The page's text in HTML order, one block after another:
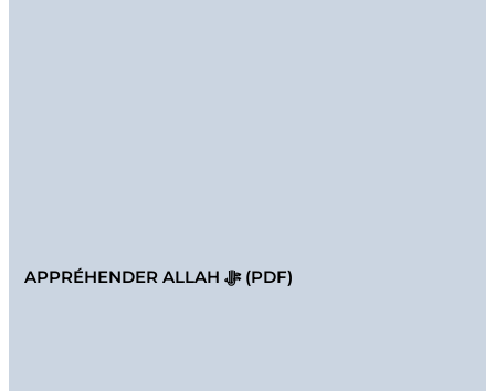
APPRÉHENDER ALLAH ﷻ (PDF)